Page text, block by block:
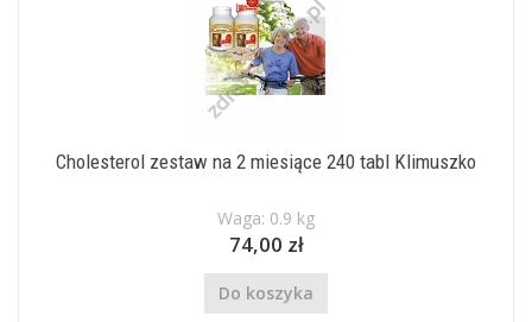
Cholesterol zestaw na 2 miesiące 240 tabl Klimuszko
Waga: 0.9 kg
74,00 zł
Do koszyka